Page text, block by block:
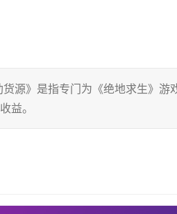
源》是指专门为《绝地求生》游
益。